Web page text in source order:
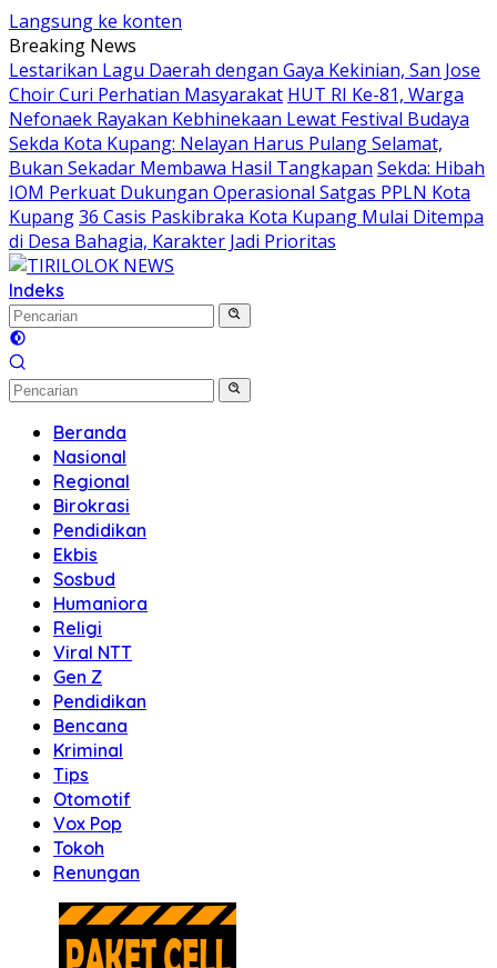
Langsung ke konten
Breaking News
Lestarikan Lagu Daerah dengan Gaya Kekinian, San Jose
Choir Curi Perhatian Masyarakat HUT RI Ke-81, Warga
Nefonaek Rayakan Kebhinekaan Lewat Festival Budaya
Sekda Kota Kupang: Nelayan Harus Pulang Selamat,
Bukan Sekadar Membawa Hasil Tangkapan Sekda: Hibah
IOM Perkuat Dukungan Operasional Satgas PPLN Kota
Kupang36 Casis Paskibraka Kota Kupang Mulai Ditempa
di Desa Bahagia, Karakter Jadi Prioritas
Indeks
Beranda
Nasional
Regional
Birokrasi
Pendidikan
Ekbis
Sosbud
Humaniora
Religi
Viral NTT
Gen Z
Pendidikan
Bencana
Kriminal
Tips
Otomotif
Vox Pop
Tokoh
Renungan